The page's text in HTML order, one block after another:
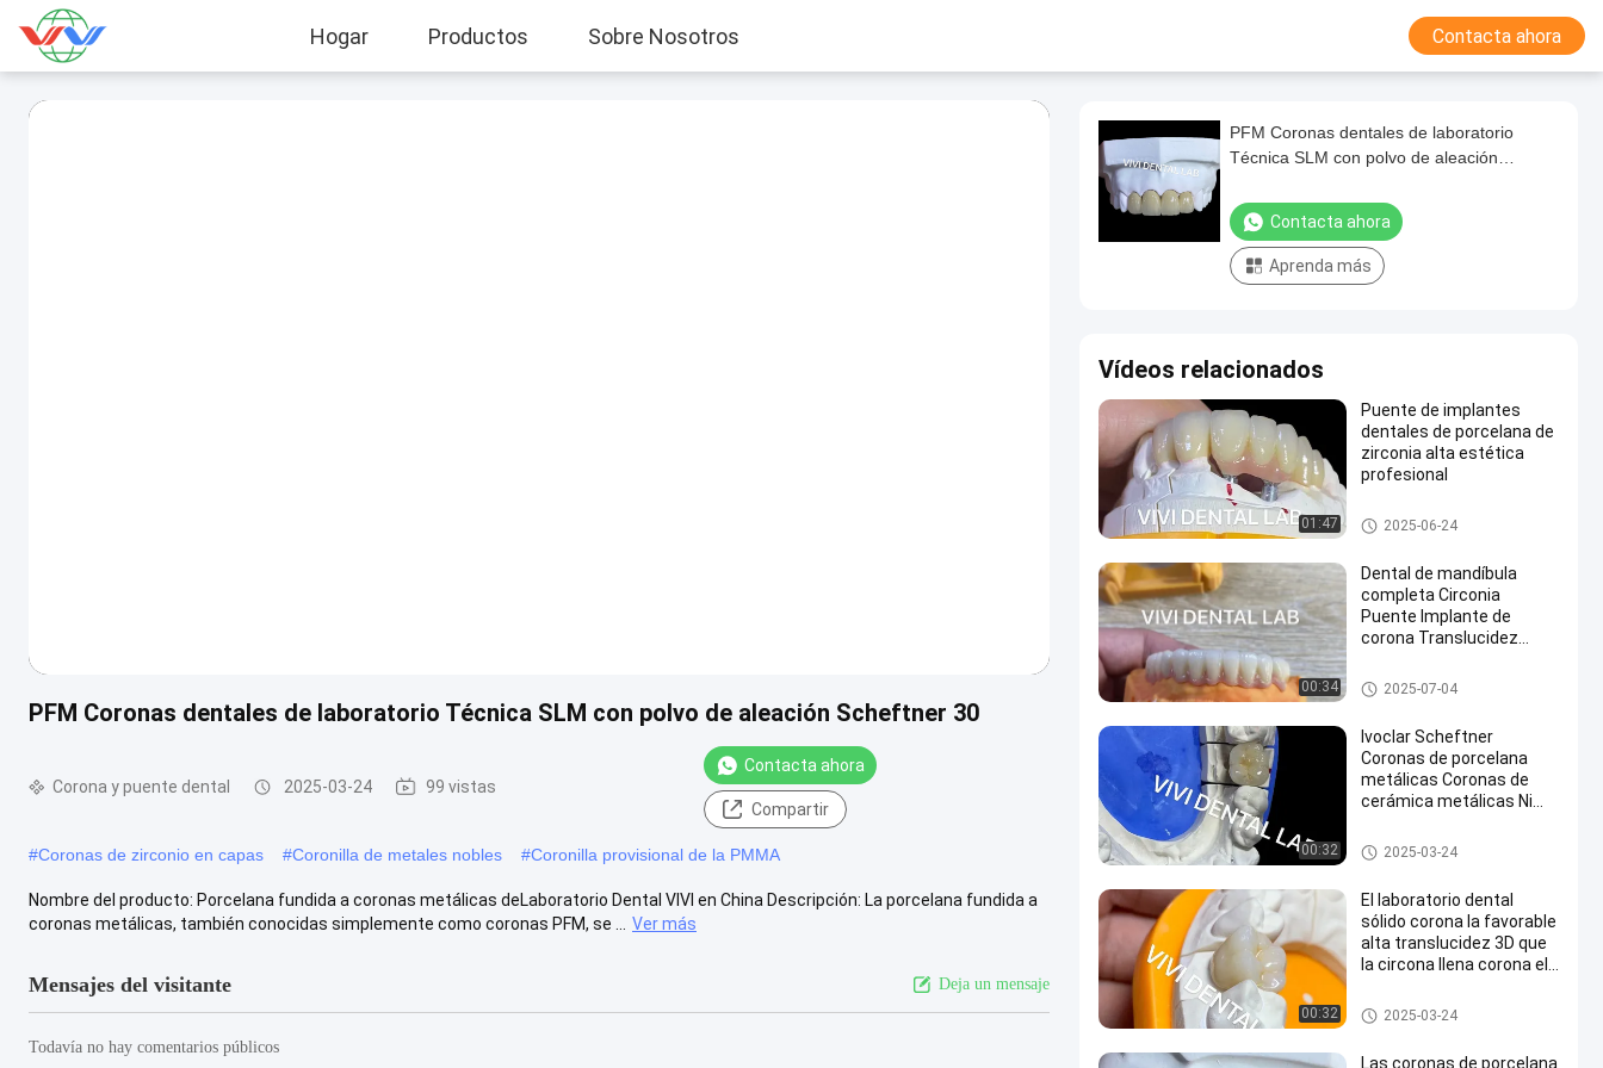
Hogar Productos Sobre Nosotros Contacta ahora
PFM Coronas dentales de laboratorio Técnica SLM con polvo de aleación Scheftner 30
Corona y puente dental 2025-03-24 99 vistas
Contacta ahora
Compartir
#Coronas de zirconio en capas #Coronilla de metales nobles #Coronilla provisional de la PMMA
Nombre del producto: Porcelana fundida a coronas metálicas deLaboratorio Dental VIVI en China Descripción: La porcelana fundida a
coronas metálicas, también conocidas simplemente como coronas PFM, se ...
Ver más
Mensajes del visitante Deja un mensaje
Todavía no hay comentarios públicos
PFM Coronas dentales de laboratorio
Técnica SLM con polvo de aleación
Contacta ahora
Aprenda más
Vídeos relacionados
01:47
Puente de implantes
dentales de porcelana de
zirconia alta estética
profesional
Implante de corona y puente
2025-06-24
00:34
Dental de mandíbula
completa Circonia
Puente Implante de
corona Translucidez
Corona y puente dental
2025-07-04
00:32
Ivoclar Scheftner
Coronas de porcelana
metálicas Coronas de
cerámica metálicas Ni
Corona y puente dental
2025-03-24
00:32
El laboratorio dental
sólido corona la favorable
alta translucidez 3D que
la circona llena corona el
China
Corona y puente dental
2025-03-24
Las coronas de porcelana